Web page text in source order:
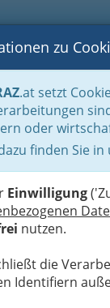
BLOGS F
zu
.at setzt
oder
finden Sie
Einwilligung
nutzen.
die
Identifiern
Türen in Ihrem Leben
das Kind ist,